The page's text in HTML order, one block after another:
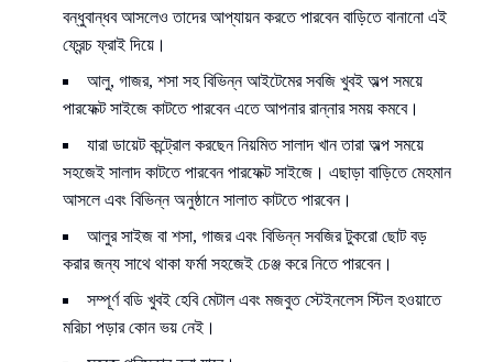
বন্ধুবান্ধব আসলেও তাদের আপ্যায়ন করতে পারবেন বাড়িতে বানানো এই
ফ্রেন্চ ফ্রাই দিয়ে।
আলু, গাজর, শসা সহ বিভিন্ন আইটেমের সবজি খুবই অল্প সময়ে
পারফেক্ট সাইজে কাটতে পারবেন এতে আপনার রান্নার সময় কমবে।
যারা ডায়েট কন্ট্রোল করছেন নিয়মিত সালাদ খান তারা অল্প সময়ে
সহজেই সালাদ কাটতে পারবেন পারফেক্ট সাইজে। এছাড়া বাড়িতে মেহমান
আসলে এবং বিভিন্ন অনুষ্ঠানে সালাত কাটতে পারবেন।
আলুর সাইজ বা শসা, গাজর এবং বিভিন্ন সবজির টুকরো ছোট বড়
করার জন্য সাথে থাকা ফর্মা সহজেই চেঞ্জ করে নিতে পারবেন।
সম্পূর্ণ বডি খুবই হেবি মেটাল এবং মজবুত স্টেইনলেস স্টিল হওয়াতে
মরিচা পড়ার কোন ভয় নেই।